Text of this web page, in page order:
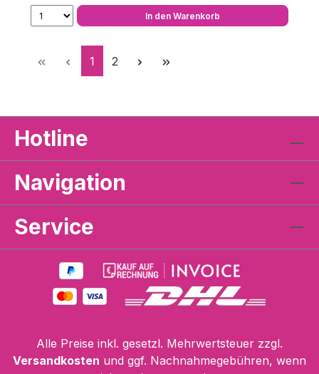
In den Warenkorb
Seite
1 Seite
2
Hotline
Navigation
Service
Alle Preise inkl. gesetzl. Mehrwertsteuer zzgl.
Versandkosten und ggf. Nachnahmegebühren, wenn